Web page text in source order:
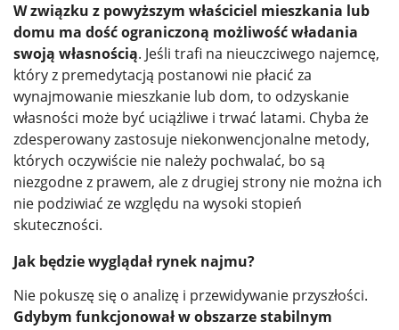
W związku z powyższym właściciel mieszkania lub
domu ma dość ograniczoną możliwość władania
swoją własnością. Jeśli trafi na nieuczciwego najemcę,
który z premedytacją postanowi nie płacić za
wynajmowanie mieszkanie lub dom, to odzyskanie
własności może być uciążliwe i trwać latami. Chyba że
zdesperowany zastosuje niekonwencjonalne metody,
których oczywiście nie należy pochwalać, bo są
niezgodne z prawem, ale z drugiej strony nie można ich
nie podziwiać ze względu na wysoki stopień
skuteczności.
Jak będzie wyglądał rynek najmu?
Nie pokuszę się o analizę i przewidywanie przyszłości.
Gdybym funkcjonował w obszarze stabilnym